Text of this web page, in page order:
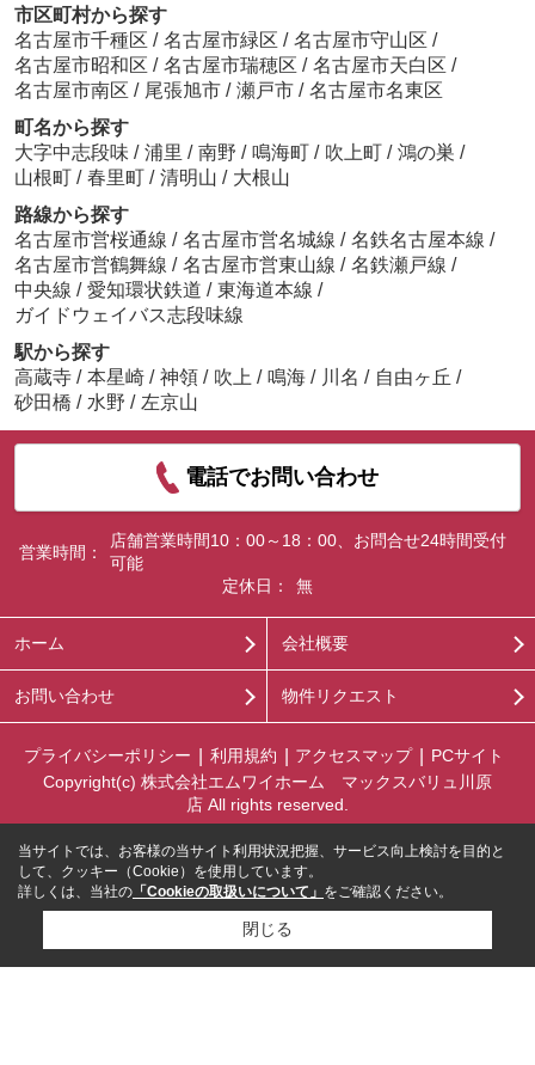
市区町村から探す
名古屋市千種区 / 名古屋市緑区 / 名古屋市守山区 /
名古屋市昭和区 / 名古屋市瑞穂区 / 名古屋市天白区 /
名古屋市南区 / 尾張旭市 / 瀬戸市 / 名古屋市名東区
町名から探す
大字中志段味 / 浦里 / 南野 / 鳴海町 / 吹上町 / 鴻の巣 /
山根町 / 春里町 / 清明山 / 大根山
路線から探す
名古屋市営桜通線 / 名古屋市営名城線 / 名鉄名古屋本線 /
名古屋市営鶴舞線 / 名古屋市営東山線 / 名鉄瀬戸線 /
中央線 / 愛知環状鉄道 / 東海道本線 /
ガイドウェイバス志段味線
駅から探す
高蔵寺 / 本星崎 / 神領 / 吹上 / 鳴海 / 川名 / 自由ヶ丘 /
砂田橋 / 水野 / 左京山
電話でお問い合わせ
営業時間：
店舗営業時間10：00～18：00、お問合せ24時間受付
可能
定休日：
無
ホーム 会社概要
お問い合わせ 物件リクエスト
プライバシーポリシー 利用規約 アクセスマップ
PCサイト
Copyright(c) 株式会社エムワイホーム マックスバリュ川原
店 All rights reserved.
当サイトでは、お客様の当サイト利用状況把握、サービス向上検討を目的と
して、クッキー（Cookie）を使用しています。
詳しくは、当社の 「Cookieの取扱いについて」 をご確認ください。
閉じる